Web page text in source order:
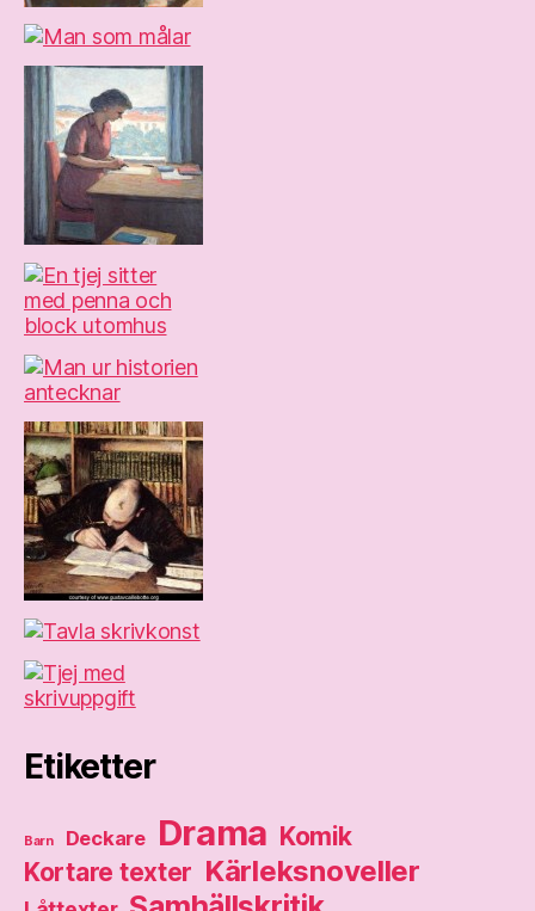
Etiketter
Barn Deckare Drama Komik
Kortare texter Kärleksnoveller